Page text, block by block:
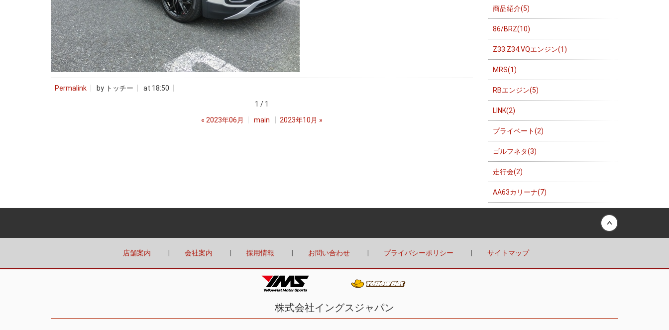
Permalink by トッチー
at 18:50
1 / 1
« 2023年06月 main 2023年10月 »
商品紹介(5)
86/BRZ(10)
Z33.Z34.VQエンジン(1)
MRS(1)
RBエンジン(5)
LINK(2)
プライベート(2)
ゴルフネタ(3)
走行会(2)
AA63カリーナ(7)
店舗案内 会社案内 採用情報 お問い合わせ プライバシーポリシー サイトマップ
株式会社イングスジャパン